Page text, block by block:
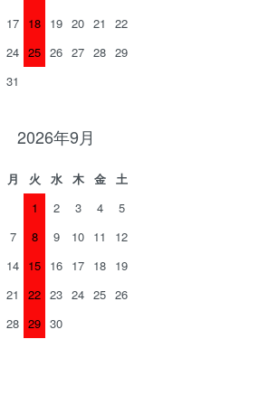
17 18 19 20 21
22
24 25 26 27 28 29
31
2026年9月
月 火 水 木 金
土
1
2 3 4
5
7 8 9 10 11
12
14 15 16 17 18 19
21 22 23 24 25 26
28 29 30